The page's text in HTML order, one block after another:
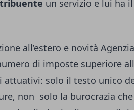
un servizio e lui ha
all’estero e novità
di imposte superiore
attuativi: solo il testo unico
non solo la burocrazia